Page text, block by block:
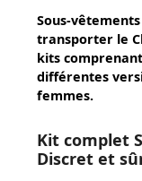
Sous-
transporter le
kits
différentes
femmes.
Kit complet
Discret et